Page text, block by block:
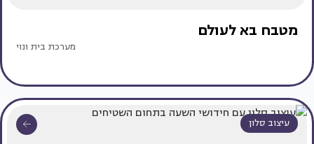
מטבח בא לעולם
מערכת בית ונוי
עיצוב סלון